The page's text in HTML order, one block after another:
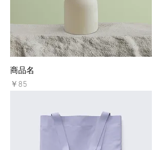
商品名
価格
￥85